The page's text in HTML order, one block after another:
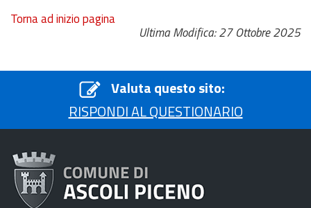
Torna ad inizio pagina
Ultima Modifica: 27 Ottobre 2025
Valuta questo sito:
RISPONDI AL QUESTIONARIO